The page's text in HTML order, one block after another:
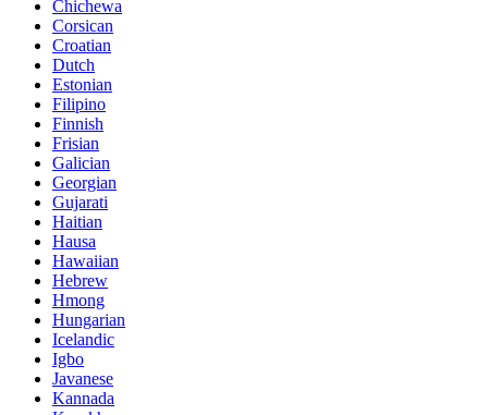
Chichewa
Corsican
Croatian
Dutch
Estonian
Filipino
Finnish
Frisian
Galician
Georgian
Gujarati
Haitian
Hausa
Hawaiian
Hebrew
Hmong
Hungarian
Icelandic
Igbo
Javanese
Kannada